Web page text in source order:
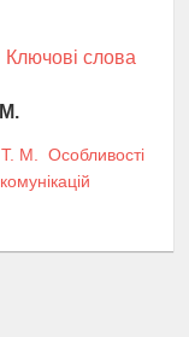
Ключові слова
М.
Особливості